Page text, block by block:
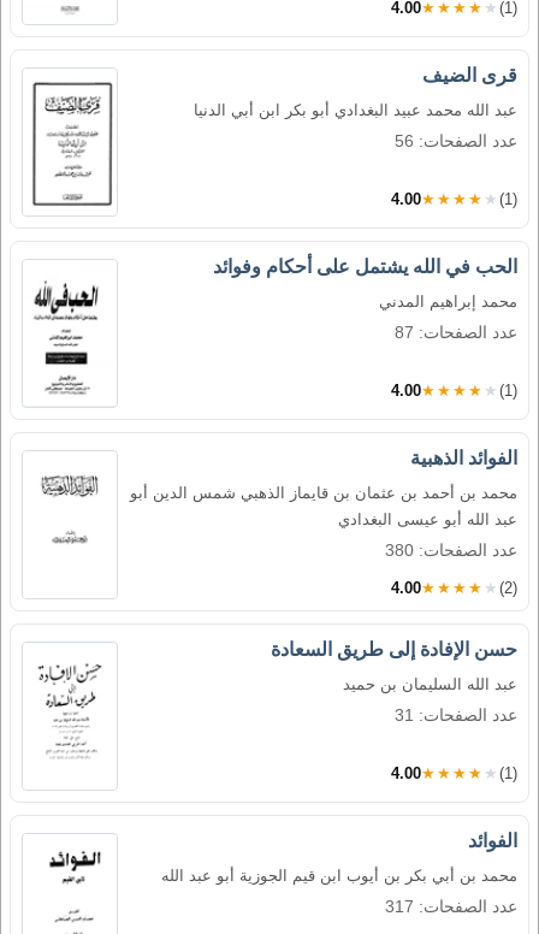
4.00★★★★★ (1)
قرى الضيف
عبد الله محمد عبيد البغدادي أبو بكر ابن أبي الدنيا
عدد الصفحات: 56
4.00★★★★★ (1)
الحب في الله يشتمل على أحكام وفوائد
محمد إبراهيم المدني
عدد الصفحات: 87
4.00★★★★★ (1)
الفوائد الذهبية
محمد بن أحمد بن عثمان بن قايماز الذهبي شمس الدين أبو
عبد الله أبو عيسى البغدادي
عدد الصفحات: 380
4.00★★★★★ (2)
حسن الإفادة إلى طريق السعادة
عبد الله السليمان بن حميد
عدد الصفحات: 31
4.00★★★★★ (1)
الفوائد
محمد بن أبي بكر بن أيوب ابن قيم الجوزية أبو عبد الله
عدد الصفحات: 317